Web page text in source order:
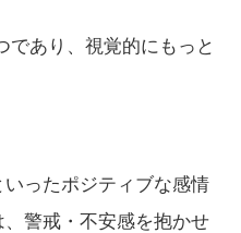
であり、視覚的にもっと
ったポジティブな感情
警戒・不安感を抱かせ